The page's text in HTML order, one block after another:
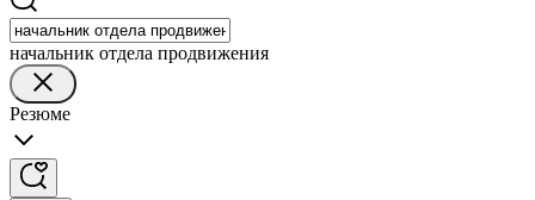
начальник отдела продвижения
Резюме